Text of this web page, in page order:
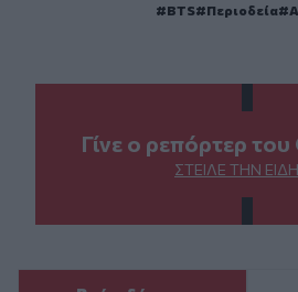
BTS Περιοδεία
Γίνε ο ρεπόρτερ του
ΣΤΕΊΛΕ ΤΗΝ